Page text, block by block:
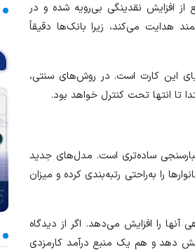
از افزایش نقدینگی بی‌رویه شده و در
هدایت می‌کند، زیرا بانک‌ها دقیقاً
این کارت است. در روش‌های سنتی،
تا انتها تحت کنترل خواهد بود.
ساده‌تری است. مدل‌های جدید
را به‌راحتی رتبه‌بندی کرده و میزان
را افزایش می‌دهد. اگر از دیدگاه
دهد و هم یک منبع درآمد کارمزدی